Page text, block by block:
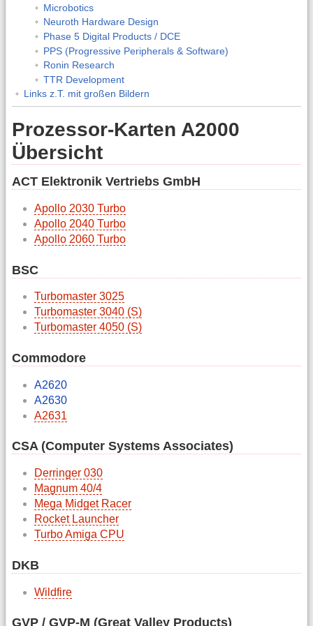
Microbotics
Neuroth Hardware Design
Phase 5 Digital Products / DCE
PPS (Progressive Peripherals & Software)
Ronin Research
TTR Development
Links z.T. mit großen Bildern
Prozessor-Karten A2000
Übersicht
ACT Elektronik Vertriebs GmbH
Apollo 2030 Turbo
Apollo 2040 Turbo
Apollo 2060 Turbo
BSC
Turbomaster 3025
Turbomaster 3040 (S)
Turbomaster 4050 (S)
Commodore
A2620
A2630
A2631
CSA (Computer Systems Associates)
Derringer 030
Magnum 40/4
Mega Midget Racer
Rocket Launcher
Turbo Amiga CPU
DKB
Wildfire
GVP / GVP-M (Great Valley Products)